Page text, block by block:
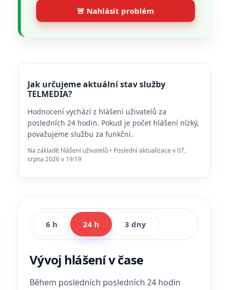
🚨 Nahlásit problém
Jak určujeme aktuální stav služby
TELMEDIA?
Hodnocení vychází z hlášení uživatelů za
posledních 24 hodin. Pokud je počet hlášení nízký,
považujeme službu za funkční.
Na základě hlášení uživatelů • Poslední aktualizace v 07.
srpna 2026 v 19:19
6 h 24 h 3 dny
Vývoj hlášení v čase
Během posledních posledních 24 hodin